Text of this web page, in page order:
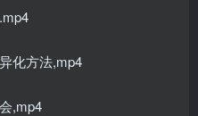
化方法,mp4
,mp4